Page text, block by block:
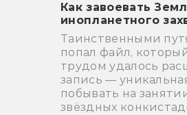
Как завоевать
инопланетного
Таинственными
попал файл,
трудом удалось
запись —
побывать на
звёздных